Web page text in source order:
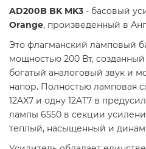
AD200B BK MK3 - басовый
Orange, произведенный в
Это флагманский ламповый
мощностью 200 Вт,
богатый аналоговый звук и
напор. Полностью ламповая
12AX7 и одну 12AT7 в
лампы 6550 в секции
теплый, насыщенный и